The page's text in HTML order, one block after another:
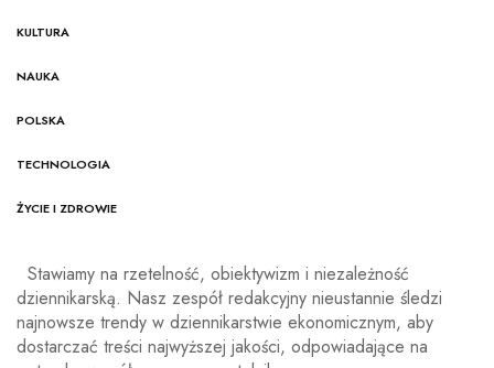
KULTURA
NAUKA
POLSKA
TECHNOLOGIA
ŻYCIE I ZDROWIE
Stawiamy na rzetelność, obiektywizm i niezależność
dziennikarską. Nasz zespół redakcyjny nieustannie śledzi
najnowsze trendy w dziennikarstwie ekonomicznym, aby
dostarczać treści najwyższej jakości, odpowiadające na